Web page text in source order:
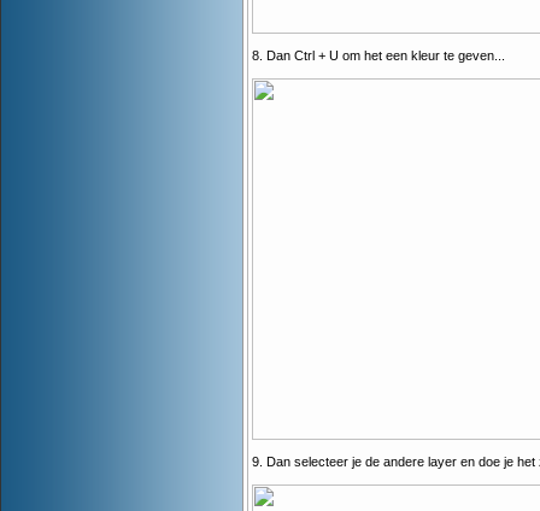
8. Dan Ctrl + U om het een kleur te geven...
9. Dan selecteer je de andere layer en doe je het